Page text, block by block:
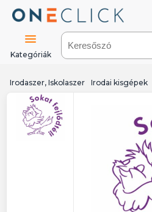
Kategóriák
Irodaszer, Iskolaszer Irodai kisgépek